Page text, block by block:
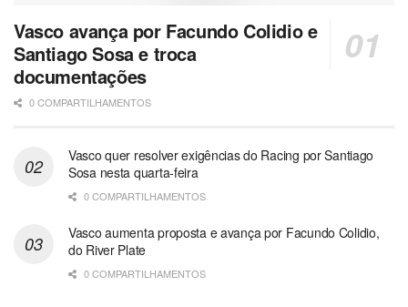
Vasco avança por Facundo Colidio e
Santiago Sosa e troca
documentações
0 COMPARTILHAMENTOS
Vasco quer resolver exigências do Racing por Santiago
Sosa nesta quarta-feira
0 COMPARTILHAMENTOS
Vasco aumenta proposta e avança por Facundo Colidio,
do River Plate
0 COMPARTILHAMENTOS